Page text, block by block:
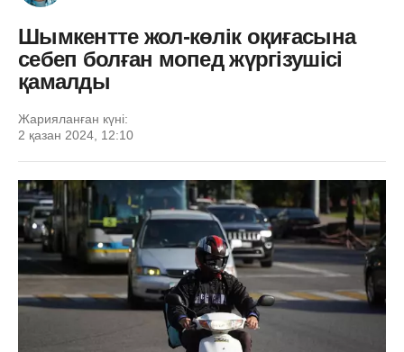
Шымкентте жол-көлік оқиғасына
себеп болған мопед жүргізушісі
қамалды
Жарияланған күні:
2 қазан 2024, 12:10